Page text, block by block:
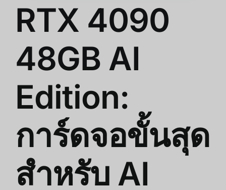
RTX 4090
48GB AI
Edition:
การ์ดจอขั้นสุด
สำหรับ AI